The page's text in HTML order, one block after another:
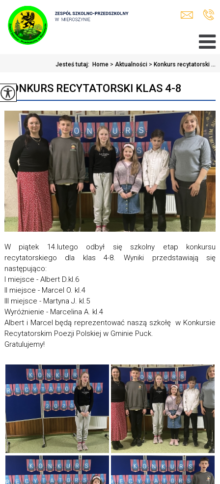
Jesteś tutaj: Home > Aktualności > Konkurs recytatorski ...
KONKURS RECYTATORSKI KLAS 4-8
W piątek 14.lutego odbył się szkolny etap konkursu
recytatorskiego dla klas 4-8. Wyniki przedstawiają się
następująco:
I miejsce - Albert D.kl.6
II miejsce - Marcel O. kl.4
III miejsce - Martyna J. kl.5
Wyróżnienie - Marcelina A. kl.4
Albert i Marcel będą reprezentować naszą szkołę w Konkursie
Recytatorskim Poezji Polskiej w Gminie Puck.
Gratulujemy!